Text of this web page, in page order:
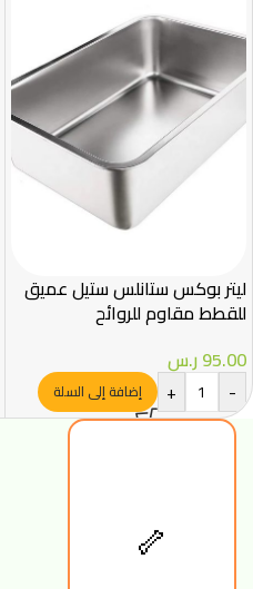
ليتر بوكس ستانلس ستيل عميق
للقطط مقاوم للروائح
95.00ر.س
-
+ إضافة إلى السلة
🦴